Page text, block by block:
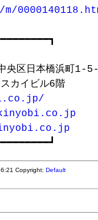
区日本橋浜町1-
カイビル6階　　　
Copyright:Default